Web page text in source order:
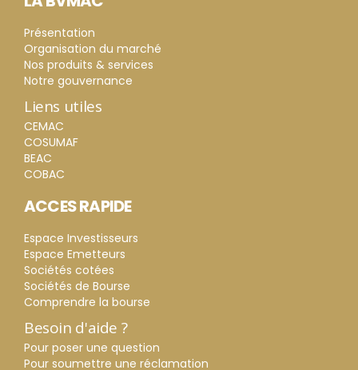
Présentation
Organisation du marché
Nos produits & services
Notre gouvernance
Liens utiles
CEMAC
COSUMAF
BEAC
COBAC
ACCES RAPIDE
Espace Investisseurs
Espace Emetteurs
Sociétés cotées
Sociétés de Bourse
Comprendre la bourse
Besoin d'aide ?
Pour poser une question
Pour soumettre une réclamation